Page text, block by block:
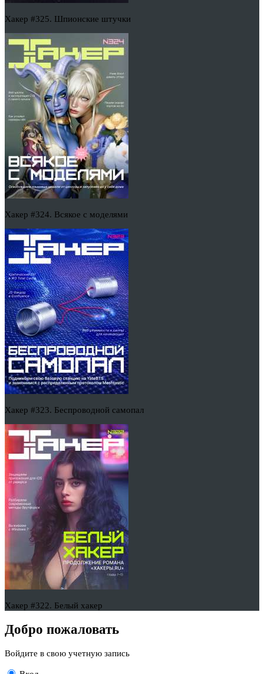
Хакер #325. Шпионские штучки
Хакер #324. Всякое с моделями
Хакер #323. Беспроводной самопал
Хакер #322. Белый хакер
Добро пожаловать
Войдите в свою учетную запись